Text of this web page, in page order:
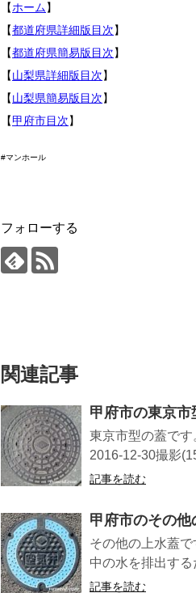
【ホーム】
【都道府県詳細版目次】
【都道府県簡易版目次】
【山梨県詳細版目次】
【山梨県簡易版目次】
【甲府市目次】
#マンホール
フォローする
関連記事
甲府市の東京市
東京市型の蓋です
2016-12-30撮影
記事を読む
甲府市のその他
その他の上水蓋
中の水を排出す
記事を読む